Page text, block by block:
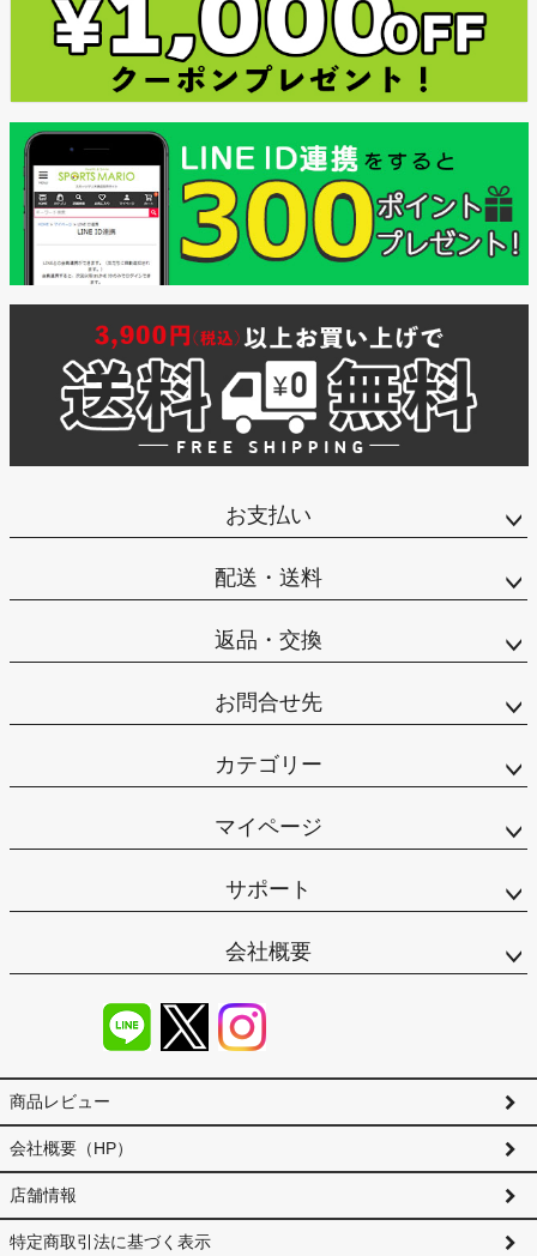
お支払い
配送・送料
返品・交換
お問合せ先
カテゴリー
マイページ
サポート
会社概要
商品レビュー
会社概要（HP）
店舗情報
特定商取引法に基づく表示